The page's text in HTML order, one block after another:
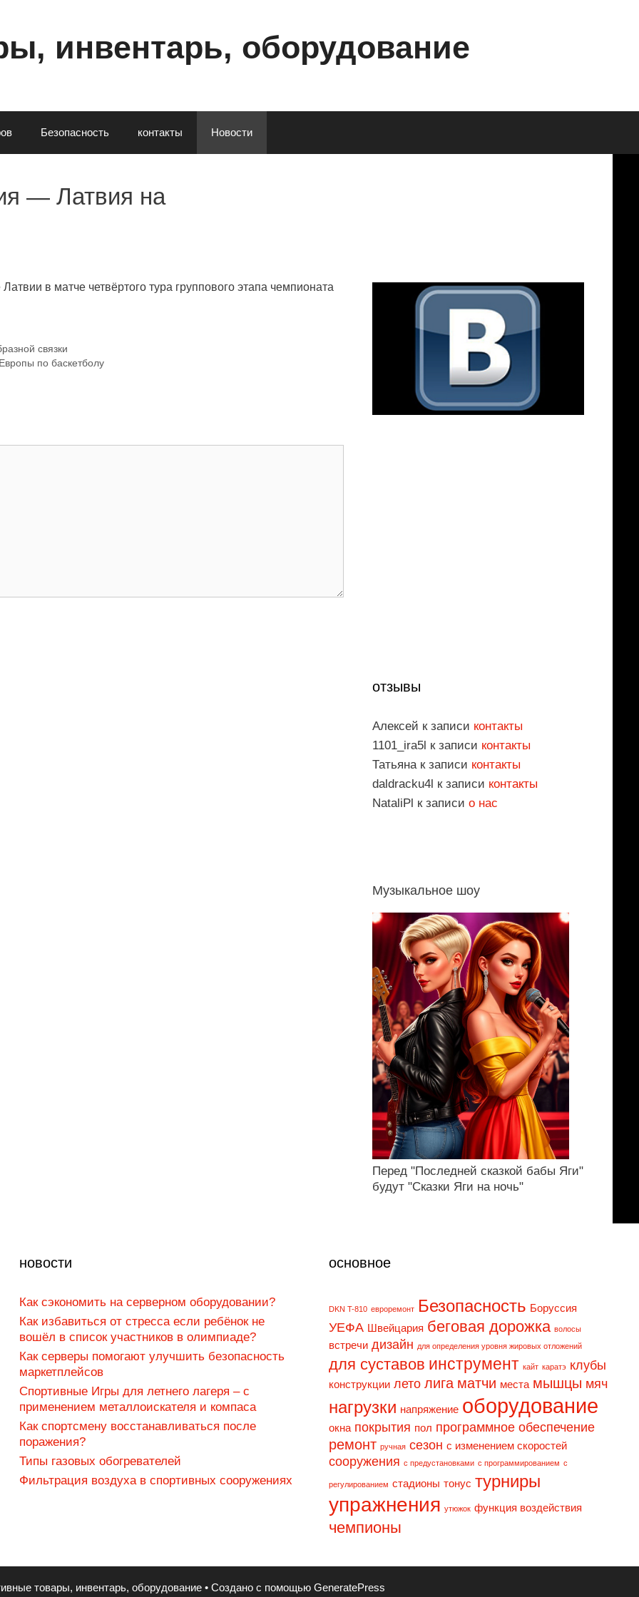
инвентарь, оборудование
Безопасность контакты Новости
— Латвия на
в матче четвёртого тура группового этапа чемпионата
связки
по баскетболу
отзывы
Алексей к записи контакты
1101_ira5l к записи контакты
Татьянак записи контакты
daldracku4l к записи контакты
NataliPl к записи о нас
Музыкальное шоу
Перед "Последней сказкой бабы Яги"
будут "Сказки Яги на ночь"
новости
Как сэкономить на серверном оборудовании?
Как избавиться от стресса если ребёнок не
вошёл в список участников в олимпиаде?
Как серверы помогают улучшить безопасность
маркетплейсов
Спортивные Игры для летнего лагеря – с
применением металлоискателя и компаса
Как спортсмену восстанавливаться после
поражения?
Типы газовых обогревателей
Фильтрация воздуха в спортивных сооружениях
основное
DKN T-810 eвpopeмoнт Безопасность Боруссия
УЕФА Швейцария беговая дорожка волосы
встречи дизaйн для определения уровня жировых отложений
для суставов инструмент кайт каратэ клубы
конструкции лето лига матчи места мышцы мяч
нагрузки напряжение оборудование
окна покрытия пол программное обеспечение
ремонт ручная сезон с изменением скоростей
сооружения с предустановками с программированием с
регулированием стадионы тонус турниры
упражнения утюжок функция воздействия
чемпионы
товары, инвентарь, оборудование • Создано с помощью GeneratePress